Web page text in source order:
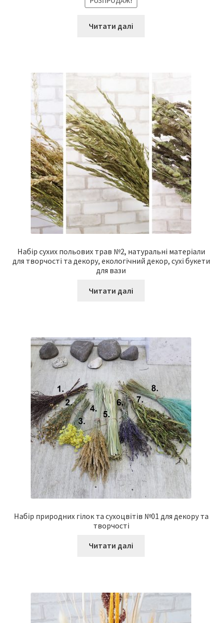
Читати далі
Набір сухих польових трав №2, натуральні матеріали
для творчості та декору, екологічний декор, сухі букети
для вази
Читати далі
Набір природних гілок та сухоцвітів №01 для декору та
творчості
Читати далі